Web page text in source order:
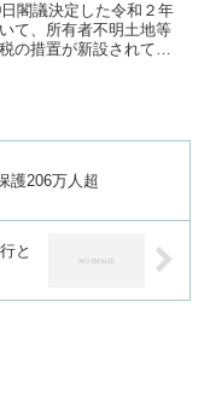
閣議決定した令和２年
て、所有者不明土地等
の措置が新設されてい
護206万人超
と